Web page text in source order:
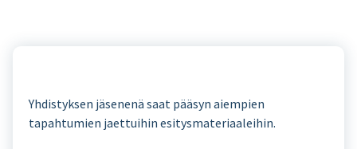
Yhdistyksen jäsenenä saat pääsyn aiempien
tapahtumien jaettuihin esitysmateriaaleihin.